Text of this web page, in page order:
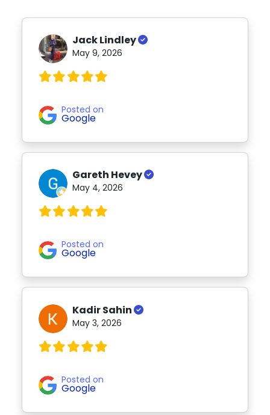
Jack Lindley
May 9, 2026
Posted on
Google
Gareth Hevey
May 4, 2026
Posted on
Google
Kadir Sahin
May 3, 2026
Posted on
Google